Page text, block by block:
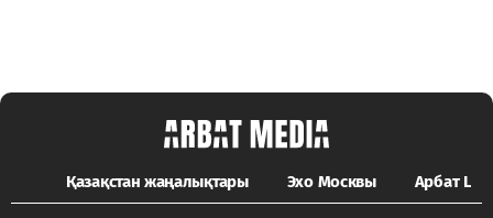
Қазақстан жаңалықтары Эхо Москвы Арбат LIFE